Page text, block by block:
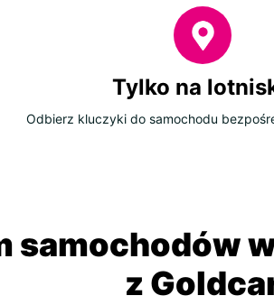
Tylko na
Odbierz kluczyki do samochodu
samochodów
z